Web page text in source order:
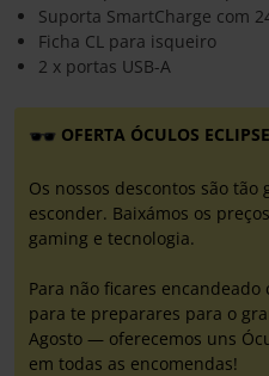
Suporta SmartCharge com
Ficha CL para isqueiro
2 x portas USB-A
OFERTA ÓCULOS ECLIPSE
Os nossos descontos são tão
esconder. Baixámos os
gaming e tecnologia.
Para não ficares
para te preparares para o
Agosto — oferecemos uns
em todas as encomendas!